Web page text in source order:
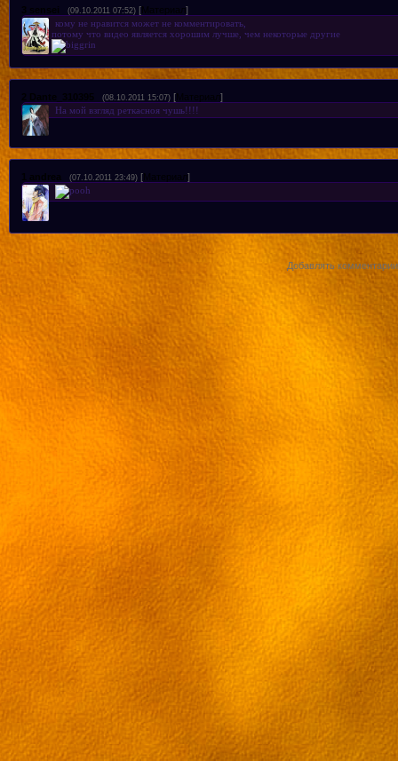
3 sensei (09.10.2011 07:52) [Материал ]
кому не нравится может не комментировать,
потому что видео является хорошим лучше, чем некоторые другие
2 Dante_310395 (08.10.2011 15:07) [Материал ]
На мой взгляд реткасноя чушь!!!!
1 andrea (07.10.2011 23:49) [Материал ]
Добавлять